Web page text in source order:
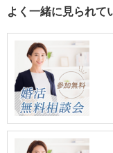
よく一緒に見られて